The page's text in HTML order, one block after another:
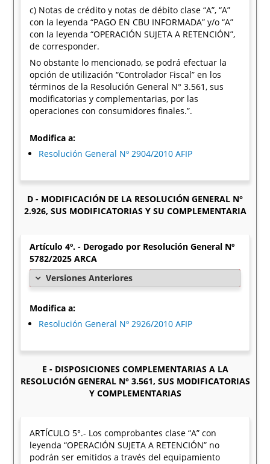
c) Notas de crédito y notas de débito clase “A”, “A”
con la leyenda “PAGO EN CBU INFORMADA” y/o “A”
con la leyenda “OPERACIÓN SUJETA A RETENCIÓN”,
de corresponder.
No obstante lo mencionado, se podrá efectuar la
opción de utilización “Controlador Fiscal” en los
términos de la Resolución General N° 3.561, sus
modificatorias y complementarias, por las
operaciones con consumidores finales.”.
Modifica a:
Resolución General Nº 2904/2010 AFIP
D - MODIFICACIÓN DE LA RESOLUCIÓN GENERAL N°
2.926, SUS MODIFICATORIAS Y SU COMPLEMENTARIA
Artículo 4º. - Derogado por Resolución General Nº
5782/2025 ARCA
Versiones Anteriores
Modifica a:
Resolución General Nº 2926/2010 AFIP
E - DISPOSICIONES COMPLEMENTARIAS A LA
RESOLUCIÓN GENERAL N° 3.561, SUS MODIFICATORIAS
Y COMPLEMENTARIAS
ARTÍCULO 5°.- Los comprobantes clase “A” con
leyenda “OPERACIÓN SUJETA A RETENCIÓN” no
podrán ser emitidos a través del equipamiento